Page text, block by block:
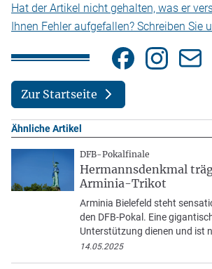
Hat der Artikel nicht gehalten, was er
Ihnen Fehler aufgefallen? Schreiben Sie
Zur Startseite
Ähnliche Artikel
DFB-Pokalfinale
Hermannsdenkmal
Arminia-Trikot
Arminia Bielefeld steht
den DFB-Pokal. Eine
Unterstützung dienen und ist
14.05.2025